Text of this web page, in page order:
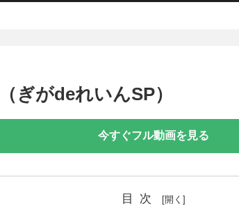
ぎがdeれいんSP）
今すぐフル動画を見る
目次